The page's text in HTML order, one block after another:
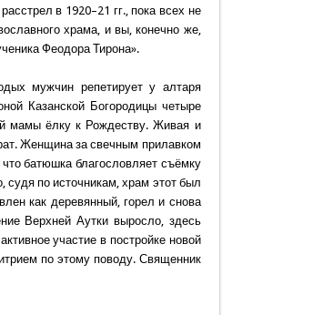
в 1920–21 гг., пока всех не
храма, и вы, конечно же,
Феодора Тирона».
мужчин репетирует у алтаря
Казанской Богородицы четыре
мамы ёлку к Рождеству. Живая и
Женщина за свечным прилавком
батюшка благословляет съёмку
судя по источникам, храм этот был
как деревянный, горел и снова
Верхней Аутки выросло, здесь
участие в постройке новой
по этому поводу. Священник